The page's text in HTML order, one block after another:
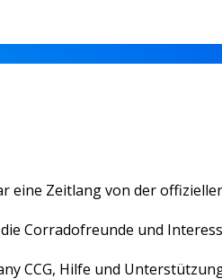
eine Zeitlang von der
Corradofreunde und
CCG, Hilfe und